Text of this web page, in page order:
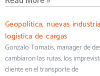
Geopolítica, nuevas
logística de cargas
Gonzalo Tomatis, manager de
cambiaron las rutas, los
cliente en el transporte de